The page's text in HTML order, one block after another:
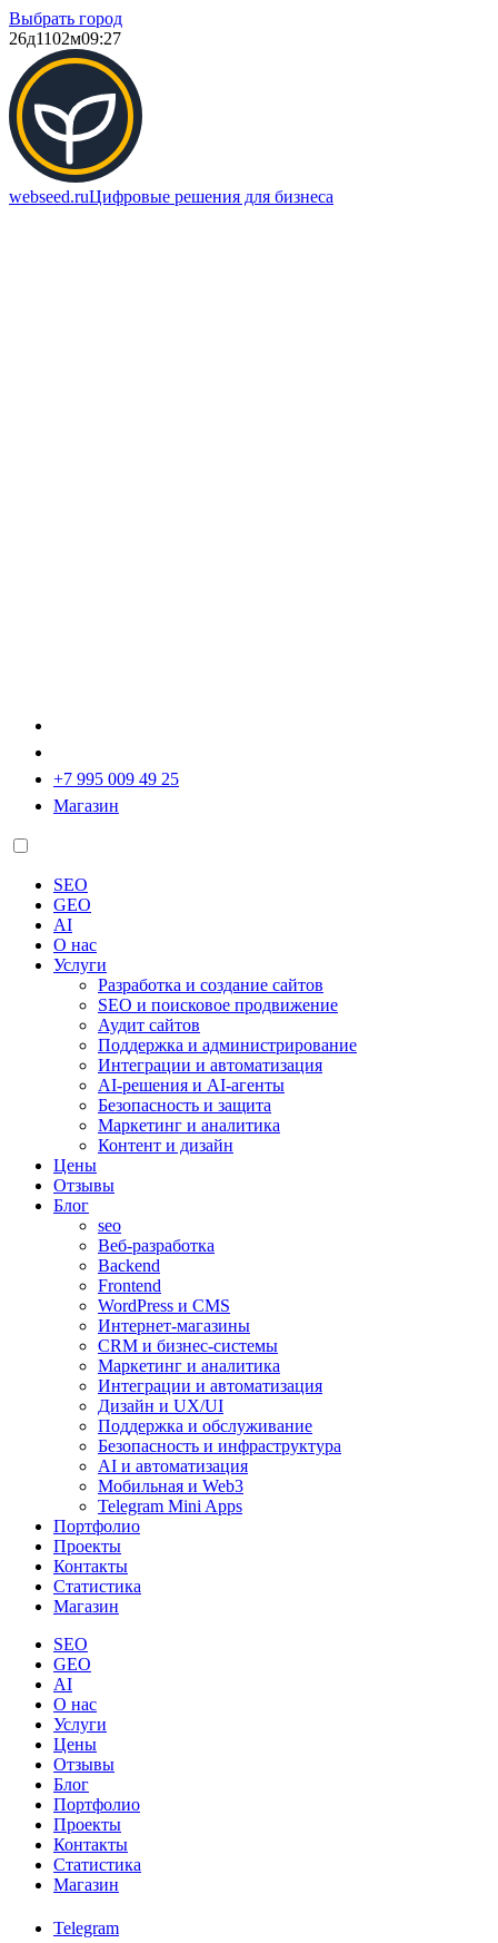
Выбрать город
26д1102м09:27
webseed.ruЦифровые решения для бизнеса
+7 995 009 49 25
Магазин
SEO
GEO
AI
О нас
Услуги
Разработка и создание сайтов
SEO и поисковое продвижение
Аудит сайтов
Поддержка и администрирование
Интеграции и автоматизация
AI-решения и AI-агенты
Безопасность и защита
Маркетинг и аналитика
Контент и дизайн
Цены
Отзывы
Блог
seo
Веб-разработка
Backend
Frontend
WordPress и CMS
Интернет-магазины
CRM и бизнес-системы
Маркетинг и аналитика
Интеграции и автоматизация
Дизайн и UX/UI
Поддержка и обслуживание
Безопасность и инфраструктура
AI и автоматизация
Мобильная и Web3
Telegram Mini Apps
Портфолио
Проекты
Контакты
Статистика
Магазин
SEO
GEO
AI
О нас
Услуги
Цены
Отзывы
Блог
Портфолио
Проекты
Контакты
Статистика
Магазин
Telegram